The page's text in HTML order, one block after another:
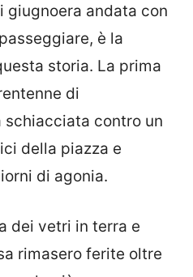
giugnoera andata con
è la
storia. La prima
di
schiacciata contro un
della piazza e
di agonia.
dei vetri in terra e
rimasero ferite oltre